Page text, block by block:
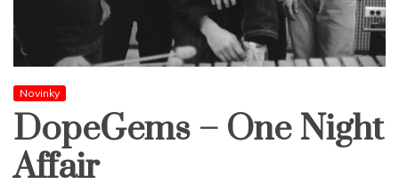
Novinky
DopeGems – One Night
Affair